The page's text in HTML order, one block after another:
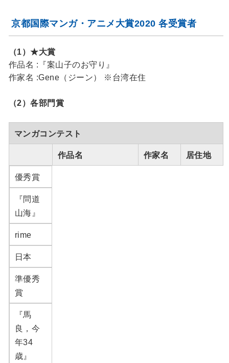
京都国際マンガ・アニメ大賞2020 各受賞者
（1）★大賞
作品名 :『案山子のお守り』
作家名 :Gene（ジーン） ※台湾在住
（2）各部門賞
マンガコンテスト
作品名 作家名 居住地
優秀賞
『問道
山海』
rime
日本
準優秀
賞
『馬
良，今
年34
歳』